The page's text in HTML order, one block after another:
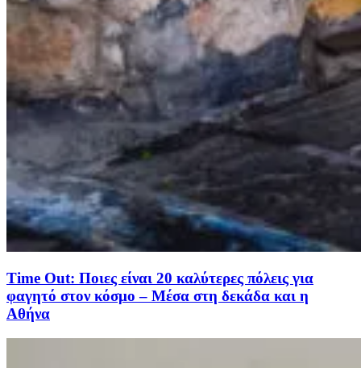
Time Out: Ποιες είναι 20 καλύτερες πόλεις για
φαγητό στον κόσμο – Μέσα στη δεκάδα και η
Αθήνα